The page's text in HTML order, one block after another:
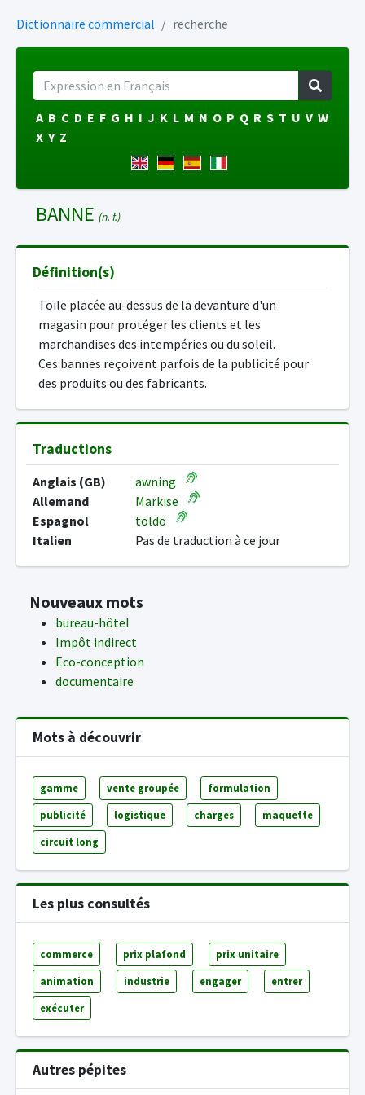
Dictionnaire commercial recherche
A B C D E F G H I J K L M N O P Q R S T U V W
X Y Z
BANNE (n. f.)
Définition(s)
Toile placée au-dessus de la devanture d'un
magasin pour protéger les clients et les
marchandises des intempéries ou du soleil.
Ces bannes reçoivent parfois de la publicité pour
des produits ou des fabricants.
Traductions
Anglais (GB)
awning
Allemand
Markise
Espagnol
toldo
Italien
Pas de traduction à ce jour
Nouveaux mots
bureau-hôtel
Impôt indirect
Eco-conception
documentaire
Mots à découvrir
gamme vente groupée formulation
publicité logistique charges maquette
circuit long
Les plus consultés
commerce prix plafond prix unitaire
animation industrie engager entrer
exécuter
Autres pépites